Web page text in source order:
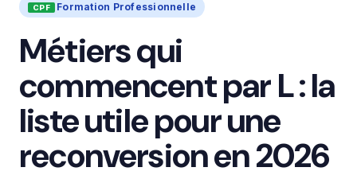
Formation Professionnelle
Métiers qui
commencent par L : la
liste utile pour une
reconversion en 2026